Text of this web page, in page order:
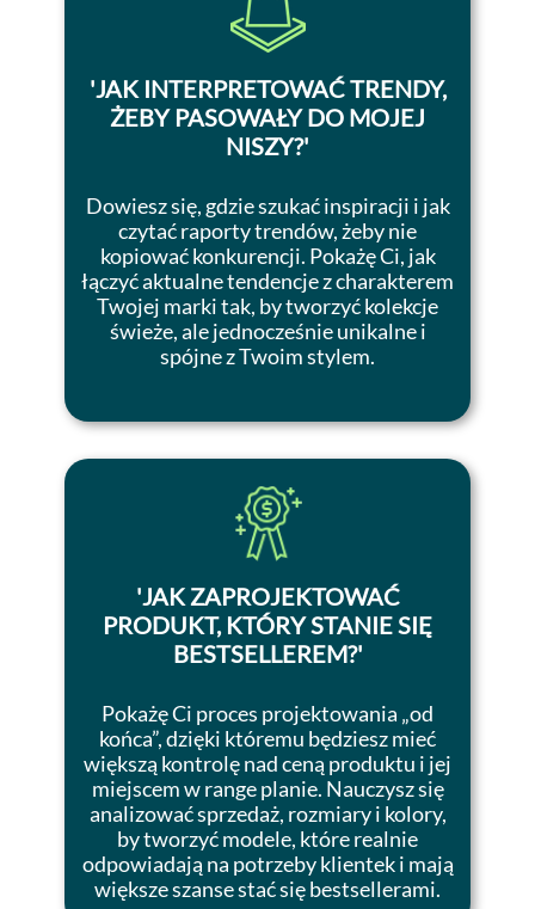
'JAK ZAPROJEKTOWAĆ
PRODUKT, KTÓRY STANIE SIĘ
BESTSELLEREM?'
Pokażę Ci proces projektowania „od
końca”, dzięki któremu będziesz mieć
większą kontrolę nad ceną produktu i jej
miejscem w range planie. Nauczysz się
analizować sprzedaż, rozmiary i kolory,
by tworzyć modele, które realnie
odpowiadają na potrzeby klientek i mają
większe szanse stać się bestsellerami.
'JAK INTERPRETOWAĆ TRENDY,
ŻEBY PASOWAŁY DO MOJEJ
NISZY?'
Dowiesz się, gdzie szukać inspiracji i jak
czytać raporty trendów, żeby nie
kopiować konkurencji. Pokażę Ci, jak
łączyć aktualne tendencje z charakterem
Twojej marki tak, by tworzyć kolekcje
świeże, ale jednocześnie unikalne i
spójne z Twoim stylem.